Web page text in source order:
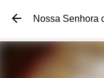
Pular
Nossa Senhora